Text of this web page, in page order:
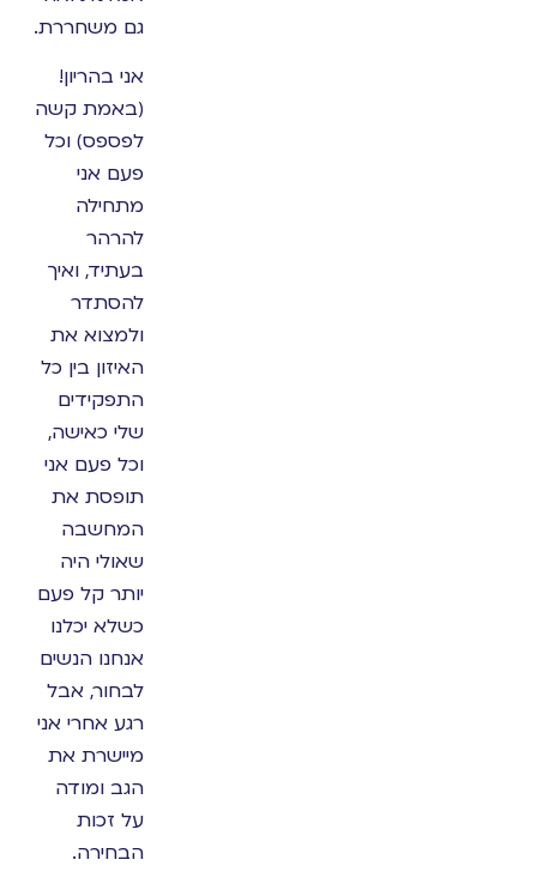
גם משחררת.
אני בהריון!
(באמת קשה
לפספס) וכל
פעם אני
מתחילה
להרהר
בעתיד, ואיך
להסתדר
ולמצוא את
האיזון בין כל
התפקידים
שלי כאישה,
וכל פעם אני
תופסת את
המחשבה
שאולי היה
יותר קל פעם
כשלא יכלנו
אנחנו הנשים
לבחור, אבל
רגע אחרי אני
מיישרת את
הגב ומודה
על זכות
הבחירה.